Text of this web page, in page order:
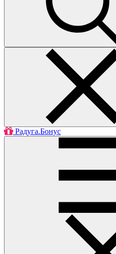
Радуга.Бонус